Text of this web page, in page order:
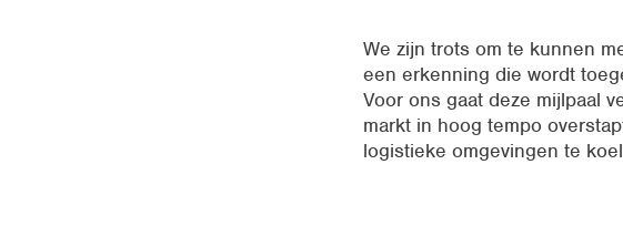
We zijn trots om te kunnen
een erkenning die wordt
Voor ons gaat deze mijlpaal
markt in hoog tempo
logistieke omgevingen te